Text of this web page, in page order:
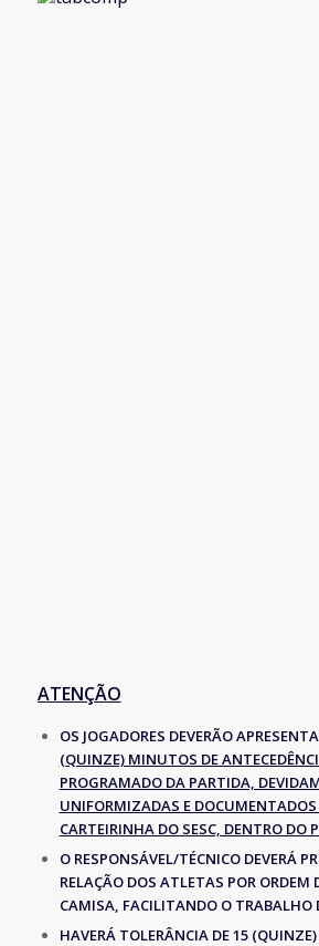
ATENÇÃO
OS JOGADORES DEVERÃO
(QUINZE) MINUTOS DE
PROGRAMADO DA PARTIDA,
UNIFORMIZADAS E
CARTEIRINHA DO SESC, DENTRO DO
O RESPONSÁVEL/TÉCNICO DEVERÁ
RELAÇÃO DOS ATLETAS POR ORDEM
CAMISA, FACILITANDO O TRABALHO
HAVERÁ TOLERÂNCIA DE 15